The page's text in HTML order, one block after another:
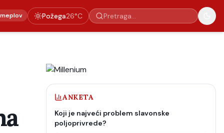
Požega26°C
ANKETA
Koji je najveći problem slavonske
poljoprivrede?